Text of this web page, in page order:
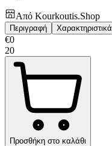
Από Kourkoutis.Shop
Περιγραφή Χαρακτηριστικά
€0
20
Προσθήκη στο καλάθι